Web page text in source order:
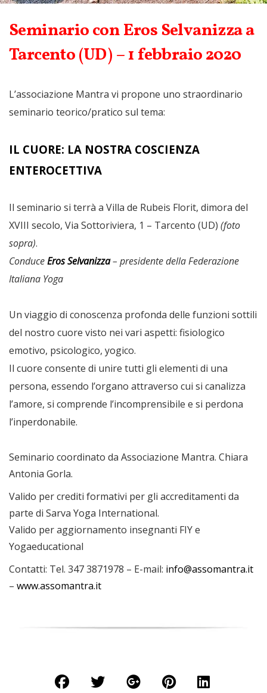
Seminario con Eros Selvanizza a
Tarcento (UD) – 1 febbraio 2020
L’associazione Mantra vi propone uno straordinario
seminario teorico/pratico sul tema:
IL CUORE: LA NOSTRA COSCIENZA
ENTEROCETTIVA
Il seminario si terrà a Villa de Rubeis Florit, dimora del
XVIII secolo, Via Sottoriviera, 1 – Tarcento (UD) (foto
sopra).
ConduceEros Selvanizza– presidente della Federazione
Italiana Yoga
Un viaggio di conoscenza profonda delle funzioni sottili
del nostro cuore visto nei vari aspetti: fisiologico
emotivo, psicologico, yogico.
Il cuore consente di unire tutti gli elementi di una
persona, essendo l’organo attraverso cui si canalizza
l’amore, si comprende l’incomprensibile e si perdona
l’inperdonabile.
Seminario coordinato da Associazione Mantra. Chiara
Antonia Gorla.
Valido per crediti formativi per gli accreditamenti da
parte di Sarva Yoga International.
Valido per aggiornamento insegnanti FIY e
Yogaeducational
Contatti: Tel. 347 3871978 – E-mail: info@assomantra.it
– www.assomantra.it